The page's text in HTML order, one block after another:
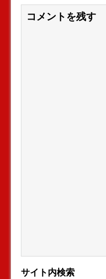
コメントを残す
サイト内検索